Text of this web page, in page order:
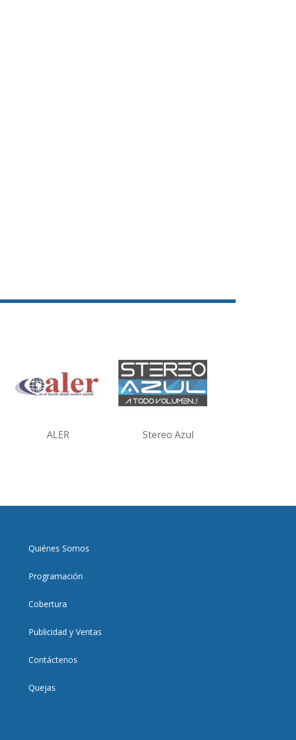
ALER Stereo Azul
Quiénes Somos
Programación
Cobertura
Publicidad y Ventas
Contáctenos
Quejas